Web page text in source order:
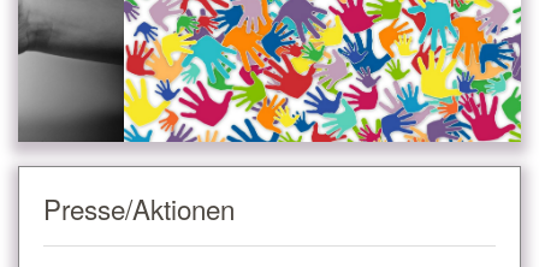
Vorstand
Unsere Ziele
Ihre Spende
Presse/Aktionen